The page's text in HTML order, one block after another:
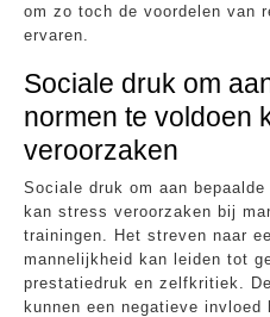
om zo toch de voordelen van
ervaren.
Sociale druk om
normen te voldoen
veroorzaken
Sociale druk om aan
kan stress veroorzaken bij
trainingen. Het streven naar
mannelijkheid kan leiden tot
prestatiedruk en zelfkritiek.
kunnen een negatieve invloed